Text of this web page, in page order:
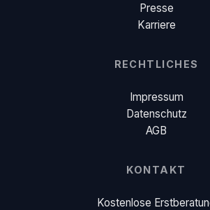
Presse
Karriere
RECHTLICHES
Impressum
Datenschutz
AGB
KONTAKT
Kostenlose